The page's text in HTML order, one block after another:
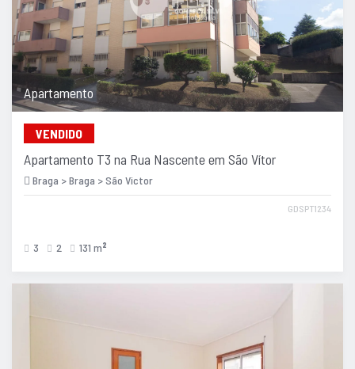
Apartamento
VENDIDO
Apartamento T3 na Rua Nascente em São Vítor
Braga > Braga > São Victor
GDSPT1234
3 2 131 m 2